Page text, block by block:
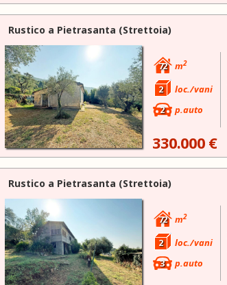
Rustico a Pietrasanta (Strettoia)
72 m2
2
loc./vani
2
p.auto
330.000 €
Rustico a Pietrasanta (Strettoia)
72 m2
2
loc./vani
3
p.auto